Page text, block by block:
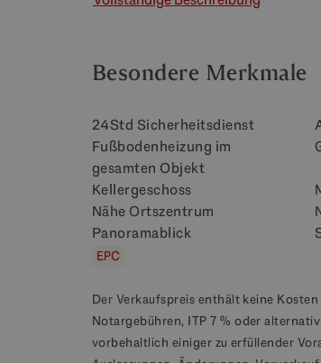
Besondere Merkmale
24Std Sicherheitsdienst
Fußbodenheizung im
gesamten Objekt
Kellergeschoss
Nähe Ortszentrum
Panoramablick
EPC
Der Verkaufspreis enthält keine
Notargebühren, ITP 7 % oder
vorbehaltlich einiger zu erfüllender